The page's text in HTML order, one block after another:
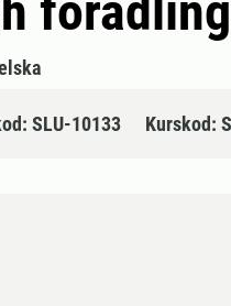
SLU-10133 Kurskod: